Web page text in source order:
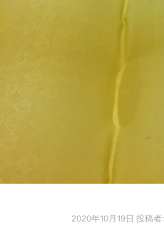
2020年10月19日 投稿者: